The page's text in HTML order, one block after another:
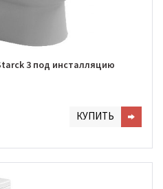
3 под инсталляцию
КУПИТЬ